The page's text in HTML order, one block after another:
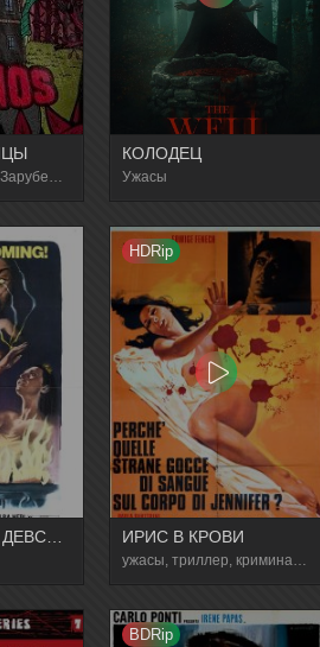
КОЛОДЕЦ
Ужасы
ПОЛНОЛУНИЕ ДЕВСТВЕННИЦ
HDRip
ИРИС В КРОВИ
ужасы, триллер, криминал, детектив
BDRip